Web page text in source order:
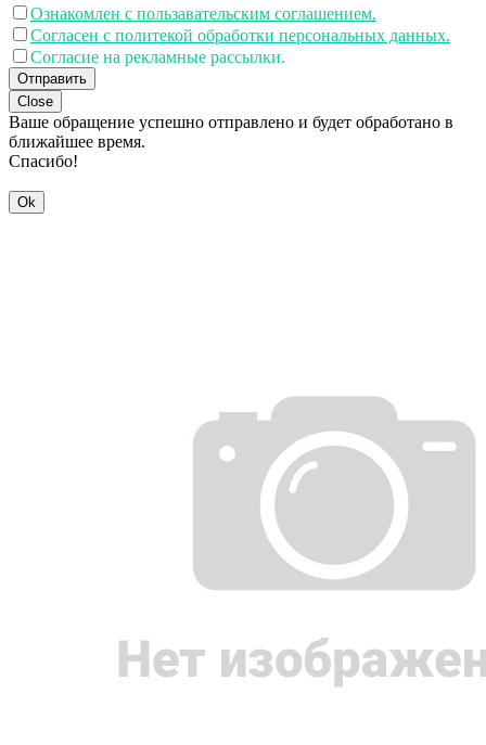
Ознакомлен с пользавательским соглашением.
Согласен с политекой обработки персональных данных.
Согласие на рекламные рассылки.
Отправить
Close
Ваше обращение успешно отправлено и будет обработано в
ближайшее время.
Спасибо!
Ok